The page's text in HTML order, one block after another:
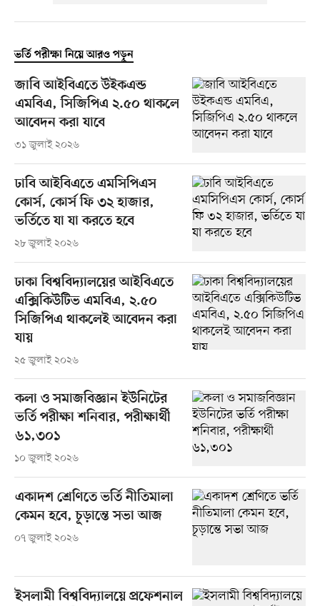
ভর্তি পরীক্ষা নিয়ে আরও পড়ুন
জাবি আইবিএতে উইকএন্ড
এমবিএ, সিজিপিএ ২.৫০ থাকলে
আবেদন করা যাবে
৩১ জুলাই ২০২৬
ঢাবি আইবিএতে এমসিপিএস
কোর্স, কোর্স ফি ৩২ হাজার,
ভর্তিতে যা যা করতে হবে
২৮ জুলাই ২০২৬
ঢাকা বিশ্ববিদ্যালয়ের আইবিএতে
এক্সিকিউটিভ এমবিএ, ২.৫০
সিজিপিএ থাকলেই আবেদন করা
যায়
২৫ জুলাই ২০২৬
কলা ও সমাজবিজ্ঞান ইউনিটের
ভর্তি পরীক্ষা শনিবার, পরীক্ষার্থী
৬১,৩০১
১০ জুলাই ২০২৬
একাদশ শ্রেণিতে ভর্তি নীতিমালা
কেমন হবে, চূড়ান্তে সভা আজ
০৭ জুলাই ২০২৬
ইসলামী বিশ্ববিদ্যালয়ে প্রফেশনাল